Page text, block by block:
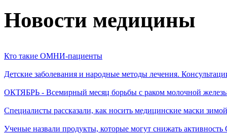
Новости медицины
Кто такие ОМНИ-пациенты
Детские заболевания и народные методы лечения.
ОКТЯБРЬ - Всемирный месяц борьбы с раком молочной
Специалисты рассказали, как носить медицинские маски зимой
Ученые назвали продукты, которые могут снижать